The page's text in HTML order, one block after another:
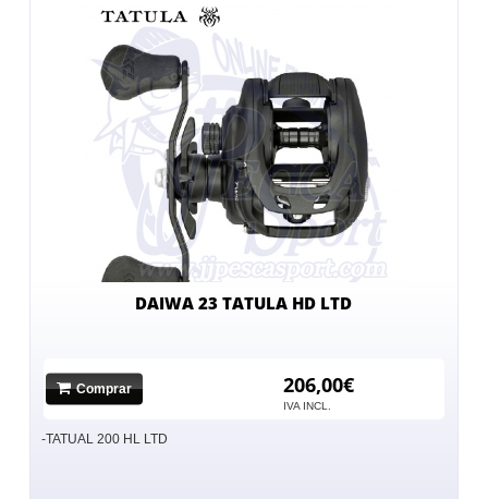
DAIWA 23 TATULA HD LTD
Comprar 206,00€
IVA INCL.
-TATUAL 200 HL LTD